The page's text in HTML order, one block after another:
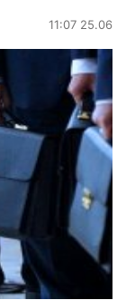
11:07 25.06